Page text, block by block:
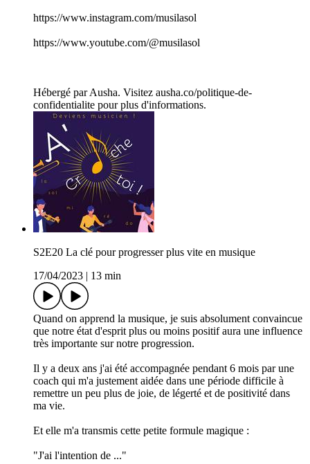
https://www.instagram.com/musilasol
https://www.youtube.com/@musilasol
Hébergé par Ausha. Visitez ausha.co/politique-de-
confidentialite pour plus d'informations.
S2E20 La clé pour progresser plus vite en musique
17/04/2023
13 min
Quand on apprend la musique, je suis absolument convaincue
que notre état d'esprit plus ou moins positif aura une influence
très importante sur notre progression.
Il y a deux ans j'ai été accompagnée pendant 6 mois par une
coach qui m'a justement aidée dans une période difficile à
remettre un peu plus de joie, de légerté et de positivité dans
ma vie.
Et elle m'a transmis cette petite formule magique :
"J'ai l'intention de ..."